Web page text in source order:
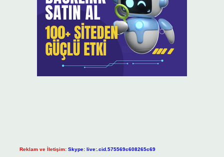
Reklam ve İletişim: Skype: live:.cid.575569c608265c69